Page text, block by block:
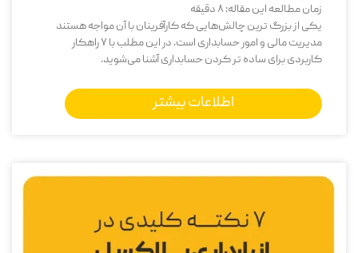
زمان مطالعه این مقاله:8دقیقه
یکی از بزرگ‌ ترین چالش‌هایی که کارآفرینان با آن مواجه هستند
مدیریت مالی و امور حسابداری است. در این مطلب با 7 راهکار
کاربردی برای ساده تر کردن حسابداری آشنا می‌شوید.
اطلاعات بیشتر